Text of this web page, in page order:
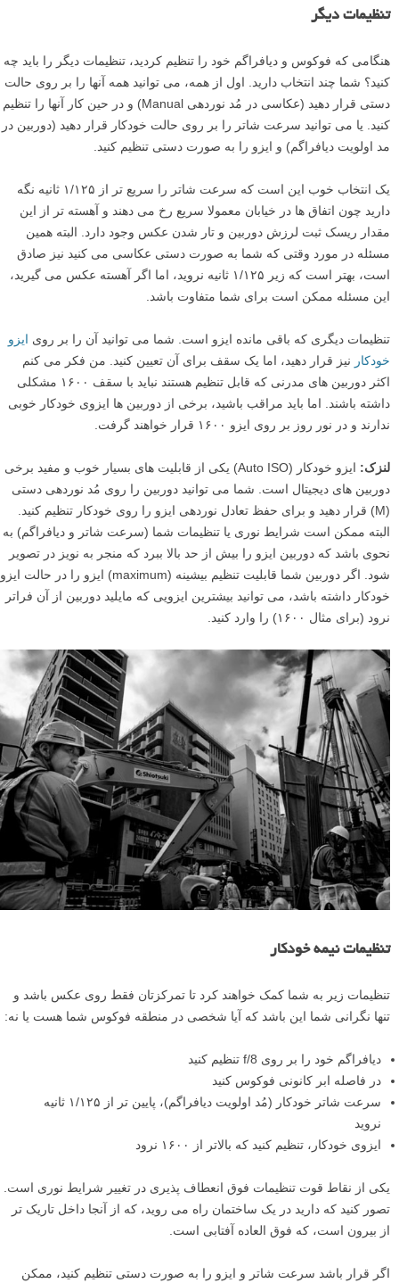
تنظیمات دیگر
هنگامی که فوکوس و دیافراگم خود را تنظیم کردید، تنظیمات دیگر را باید چه
کنید؟ شما چند انتخاب دارید. اول از همه، می توانید همه آنها را بر روی حالت
دستی قرار دهید (عکاسی در مُد نوردهی Manual) و در حین کار آنها را تنظیم
کنید. یا می توانید سرعت شاتر را بر روی حالت خودکار قرار دهید (دوربین در
مد اولویت دیافراگم) و ایزو را به صورت دستی تنظیم کنید.
یک انتخاب خوب این است که سرعت شاتر را سریع تر از ۱/۱۲۵ ثانیه نگه
دارید چون اتفاق ها در خیابان معمولا سریع رخ می دهند و آهسته تر از این
مقدار ریسک ثبت لرزش دوربین و تار شدن عکس وجود دارد. البته همین
مسئله در مورد وقتی که شما به صورت دستی عکاسی می کنید نیز صادق
است، بهتر است که زیر ۱/۱۲۵ ثانیه نروید، اما اگر آهسته عکس می گیرید،
این مسئله ممکن است برای شما متفاوت باشد.
تنظیمات دیگری که باقی مانده ایزو است. شما می توانید آن را بر روی ایزو
خودکار نیز قرار دهید، اما یک سقف برای آن تعیین کنید. من فکر می کنم
اکثر دوربین های مدرنی که قابل تنظیم هستند نباید با سقف ۱۶۰۰ مشکلی
داشته باشند. اما باید مراقب باشید، برخی از دوربین ها ایزوی خودکار خوبی
ندارند و در نور روز بر روی ایزو ۱۶۰۰ قرار خواهند گرفت.
لنزک:
ایزو خودکار (Auto ISO) یکی از قابلیت های بسیار خوب و مفید برخی
دوربین های دیجیتال است. شما می توانید دوربین را روی مُد نوردهی دستی
(M) قرار دهید و برای حفظ تعادل نوردهی ایزو را روی خودکار تنظیم کنید.
البته ممکن است شرایط نوری یا تنظیمات شما (سرعت شاتر و دیافراگم) به
نحوی باشد که دوربین ایزو را بیش از حد بالا ببرد که منجر به نویز در تصویر
شود. اگر دوربین شما قابلیت تنظیم بیشینه (maximum) ایزو را در حالت ایزو
خودکار داشته باشد، می توانید بیشترین ایزویی که مایلید دوربین از آن فراتر
نرود (برای مثال ۱۶۰۰) را وارد کنید.
تنظیمات نیمه خودکار
تنظیمات زیر به شما کمک خواهند کرد تا تمرکزتان فقط روی عکس باشد و
تنها نگرانی شما این باشد که آیا شخصی در منطقه فوکوس شما هست یا نه:
دیافراگم خود را بر روی f/8 تنظیم کنید
در فاصله ابر کانونی فوکوس کنید
سرعت شاتر خودکار (مُد اولویت دیافراگم)، پایین تر از ۱/۱۲۵ ثانیه
نروید
ایزوی خودکار، تنظیم کنید که بالاتر از ۱۶۰۰ نرود
یکی از نقاط قوت تنظیمات فوق انعطاف پذیری در تغییر شرایط نوری است.
تصور کنید که دارید در یک ساختمان راه می روید، که از آنجا داخل تاریک تر
از بیرون است، که فوق العاده آفتابی است.
اگر قرار باشد سرعت شاتر و ایزو را به صورت دستی تنظیم کنید، ممکن